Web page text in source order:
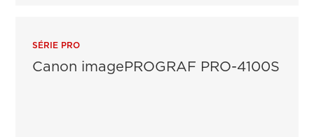
SÉRIE PRO
Canon imagePROGRAF PRO-4100S